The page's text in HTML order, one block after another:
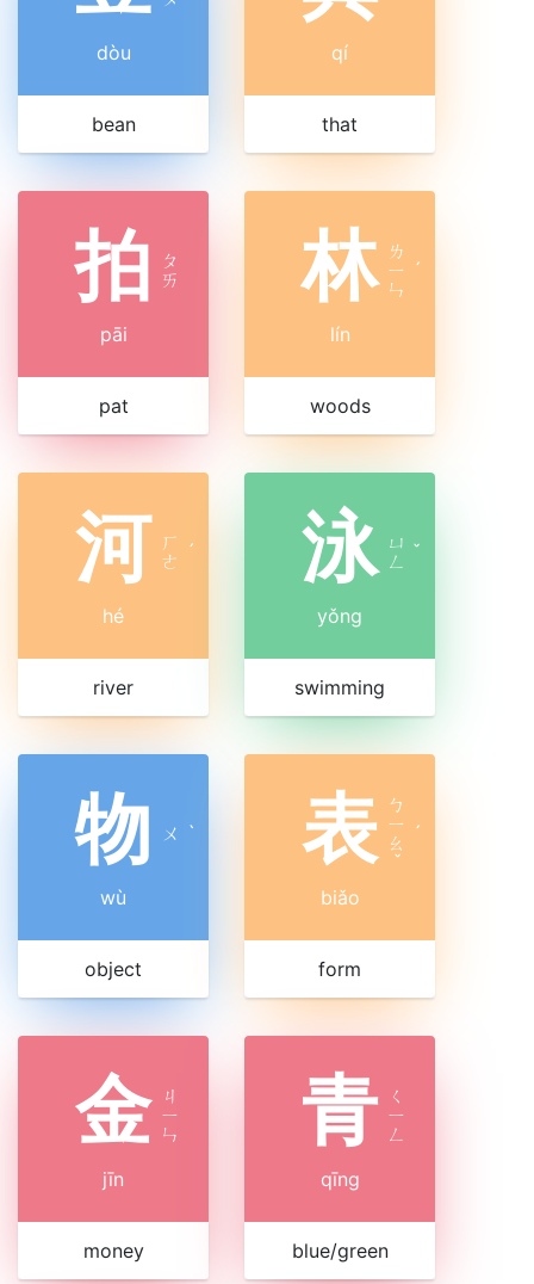
dòu
bean
qí
that
拍
ㄆ
ㄞ
pāi
pat
林 ㄌ
ㄧ
ㄣ
ˊ
lín
woods
河 ㄏ
ㄜ ˊ
hé
river
泳 ㄩ
ㄥ ˇ
yǒng
swimming
物 ㄨ ˋ
wù
object
表 ㄅ
ㄧ
ㄠ
ˇ
ˊ
biǎo
form
金 ㄐ
ㄧ
ㄣ
jīn
money
青
ㄑ
ㄧ
ㄥ
qīng
blue/green